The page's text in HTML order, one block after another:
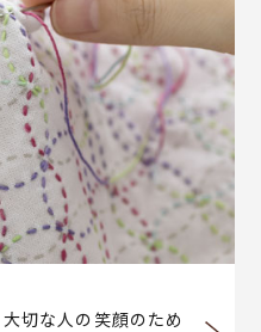
切な人の笑顔のため